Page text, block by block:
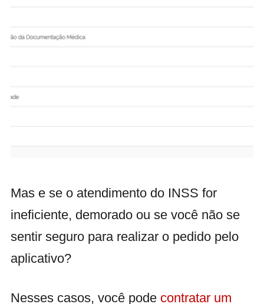
Mas e se o atendimento do INSS for
ineficiente, demorado ou se você não se
sentir seguro para realizar o pedido pelo
aplicativo?
Nesses casos, você pode contratar um